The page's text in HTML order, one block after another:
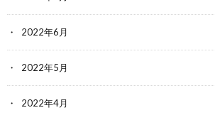
2022年6月
2022年5月
2022年4月